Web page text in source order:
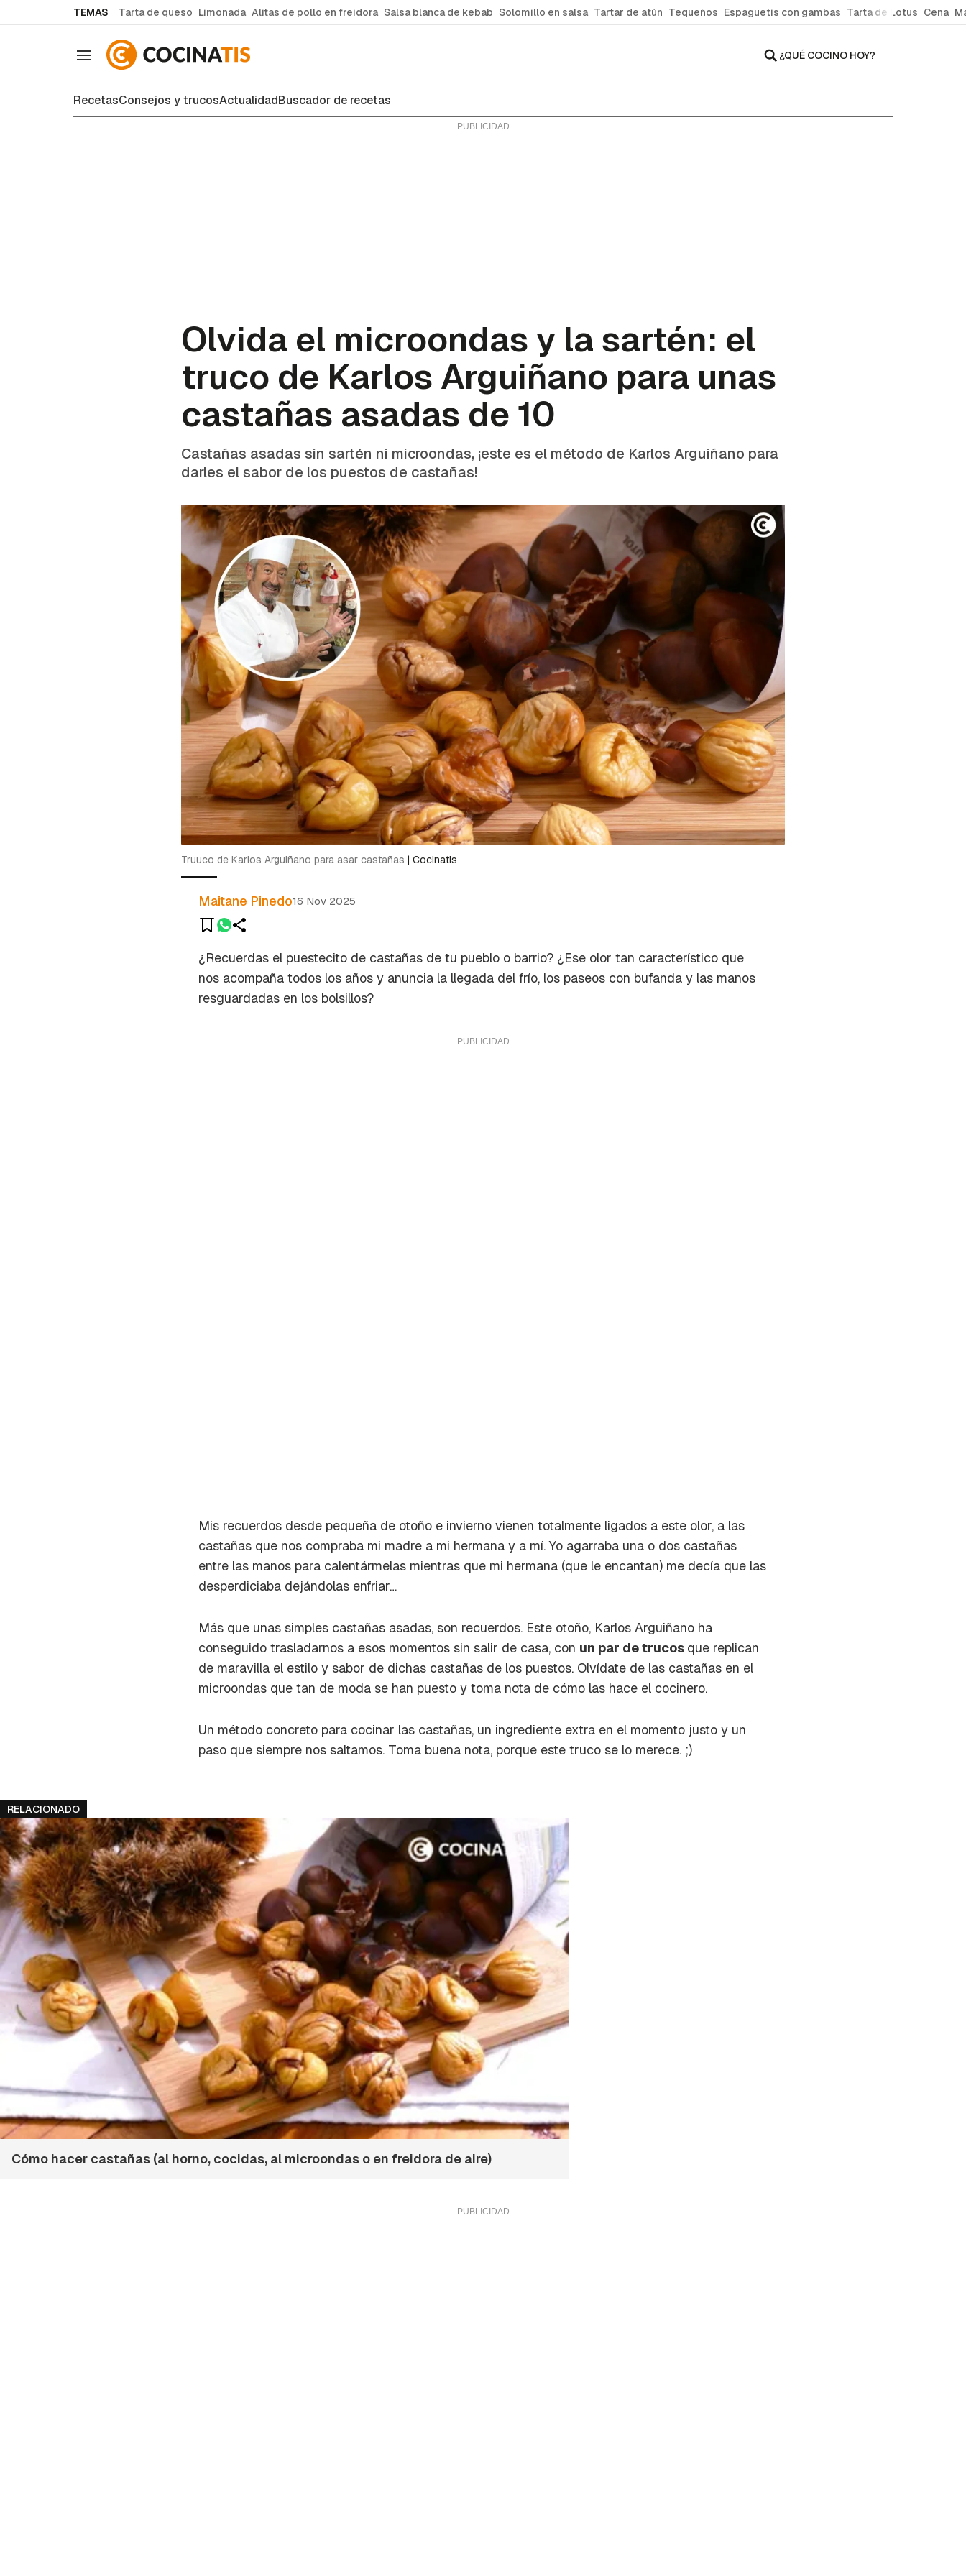
TEMAS Tarta de queso Limonada Alitas de pollo en freidora Salsa blanca de kebab Solomillo en salsa Tartar de atún Tequeños Espaguetis con gambas Tarta de Lotus Cena
Navegación ¿QUÉ COCINO HOY?
RecetasConsejos y trucosActualidadBuscador de recetas
Olvida el microondas y la sartén: el
truco de Karlos Arguiñano para unas
castañas asadas de 10
Castañas asadas sin sartén ni microondas, ¡este es el método de Karlos Arguiñano para
darles el sabor de los puestos de castañas!
Truuco de Karlos Arguiñano para asar castañas | Cocinatis
Maitane Pinedo16 Nov 2025
Guardar como favorito
Para poder guardar como favorito, primero has de iniciar sesión con tu
INICIAR SESIÓN CANCELAR
¿Recuerdas el puestecito de castañas de tu pueblo o barrio? ¿Ese olor tan característico que
nos acompaña todos los años y anuncia la llegada del frío, los paseos con bufanda y las manos
resguardadas en los bolsillos?
Mis recuerdos desde pequeña de otoño e invierno vienen totalmente ligados a este olor, a las
castañas que nos compraba mi madre a mi hermana y a mí. Yo agarraba una o dos castañas
entre las manos para calentármelas mientras que mi hermana (que le encantan) me decía que las
desperdiciaba dejándolas enfriar…
Más que unas simples castañas asadas, son recuerdos. Este otoño, Karlos Arguiñano ha
conseguido trasladarnos a esos momentos sin salir de casa, con un par de trucos que replican
de maravilla el estilo y sabor de dichas castañas de los puestos. Olvídate de las castañas en el
microondas que tan de moda se han puesto y toma nota de cómo las hace el cocinero.
Un método concreto para cocinar las castañas, un ingrediente extra en el momento justo y un
paso que siempre nos saltamos. Toma buena nota, porque este truco se lo merece. ;)
RELACIONADO
Cómo hacer castañas (al horno, cocidas, al microondas o en freidora de aire)
Contenido enviado
ACEPTAR